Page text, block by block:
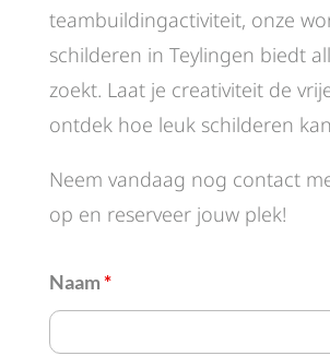
teambuildingactiviteit, onze
schilderen in Teylingen biedt
zoekt. Laat je creativiteit de
ontdek hoe leuk schilderen
Neem vandaag nog contact
op en reserveer jouw plek!
Naam*